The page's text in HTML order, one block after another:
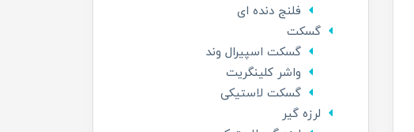
فلنج دنده ای
گسکت
گسکت اسپیرال وند
واشر کلینگریت
گسکت لاستیکی
لرزه گیر